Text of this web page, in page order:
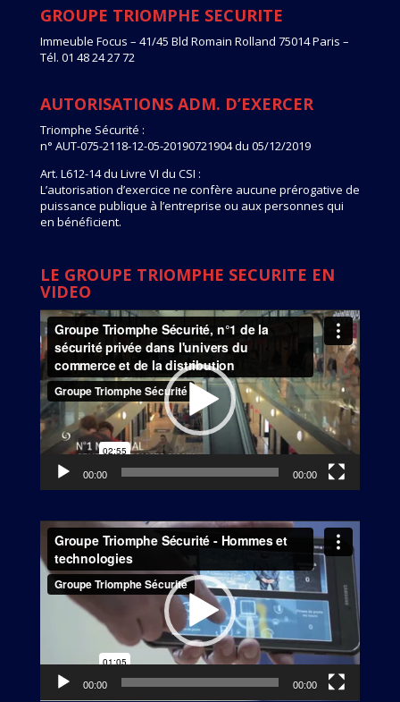
GROUPE TRIOMPHE SECURITE
Immeuble Focus – 41/45 Bld Romain Rolland 75014 Paris –
Tél. 01 48 24 27 72
AUTORISATIONS ADM. D’EXERCER
Triomphe Sécurité :
n° AUT-075-2118-12-05-20190721904 du 05/12/2019
Art. L612-14 du Livre VI du CSI :
L’autorisation d’exercice ne confère aucune prérogative de
puissance publique à l’entreprise ou aux personnes qui
en bénéficient.
LE GROUPE TRIOMPHE SECURITE EN
VIDEO
Lecteur
vidéo
00:00 00:00
Lecteur
vidéo
00:00 00:00